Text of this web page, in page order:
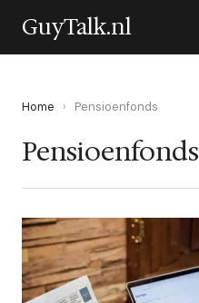
GuyTalk.nl
Home › Pensioenfonds
Pensioenfonds